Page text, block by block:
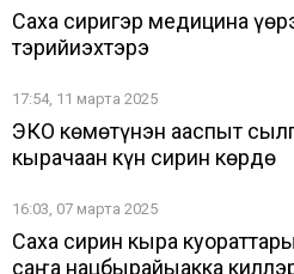
Саха сиригэр медицина
тэрийиэхтэрэ
17:54, 11 марта 2025
ЭКО көмөтүнэн ааспыт
кырачаан күн сирин көрдө
16:03, 07 марта 2025
Саха сирин кыра
саҥа нацбырайыакка